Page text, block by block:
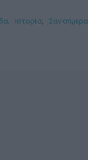
Ιστορία
Σαν σήμερα